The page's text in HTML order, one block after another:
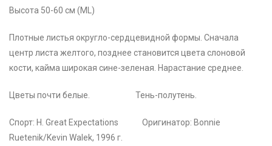
Высота 50-60 см (ML)
Плотные листья округло-сердцевидной формы. Сначала
центр листа желтого, позднее становится цвета слоновой
кости, кайма широкая сине-зеленая. Нарастание среднее.
Цветы почти белые. Тень-полутень.
Спорт: H. Great Expectations Оригинатор: Bonnie
Ruetenik/Kevin Walek, 1996 г.